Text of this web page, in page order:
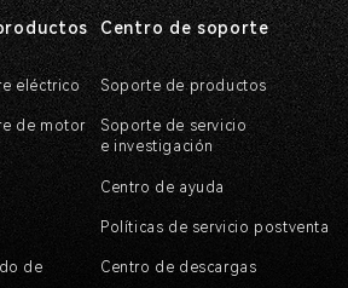
Centro de soporte
Soporte de productos
eléctrico
de motor
Soporte de servicio
e investigación
Centro de ayuda
Políticas de servicio postventa
de Centro de descargas